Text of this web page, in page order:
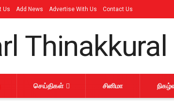
Us Add News Advertise With Us Contact Us
செய்திகள் சினிமா